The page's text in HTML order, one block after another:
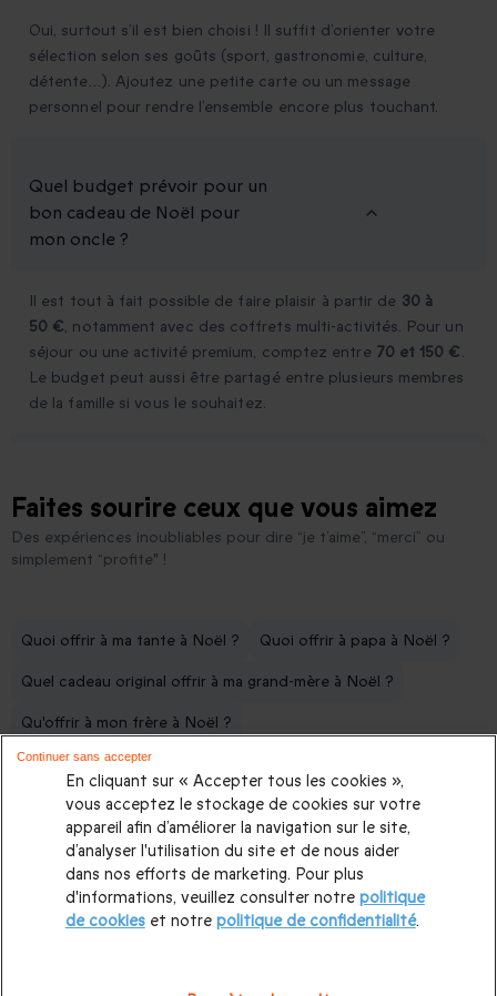
Oui, surtout s’il est bien choisi ! Il suffit d’orienter votre
sélection selon ses goûts (sport, gastronomie, culture,
détente…). Ajoutez une petite carte ou un message
personnel pour rendre l’ensemble encore plus touchant.
Quel budget prévoir pour un
bon cadeau de Noël pour
mon oncle ?
Il est tout à fait possible de faire plaisir à partir de 30 à
50 €, notamment avec des coffrets multi-activités. Pour un
séjour ou une activité premium, comptez entre 70 et 150 €.
Le budget peut aussi être partagé entre plusieurs membres
de la famille si vous le souhaitez.
Faites sourire ceux que vous aimez
Des expériences inoubliables pour dire “je t’aime”, “merci” ou
simplement “profite" !
Quoi offrir à ma tante à Noël ?
Quoi offrir à papa à Noël ?
Quel cadeau original offrir à ma grand-mère à Noël ?
Qu'offrir à mon frère à Noël ?
Quel cadeau de Noël offrir à ma mère ?
Quel cadeau offrir à mes parents pour leur anniversaire de
Quel cadeau d'anniversaire offrir à ma fille ?
Quel cadeau d'anniversaire pour mon père ?
Comment trouver le séjour insolite parfait pour toute la famille ?
En cliquant sur « Accepter tous les cookies »,
vous acceptez le stockage de cookies sur votre
appareil afin d’améliorer la navigation sur le site,
d’analyser l'utilisation du site et de nous aider
dans nos efforts de marketing. Pour plus
d'informations, veuillez consulter notre politique
de cookieset notre politique de confidentialité.
Continuer sans accepter